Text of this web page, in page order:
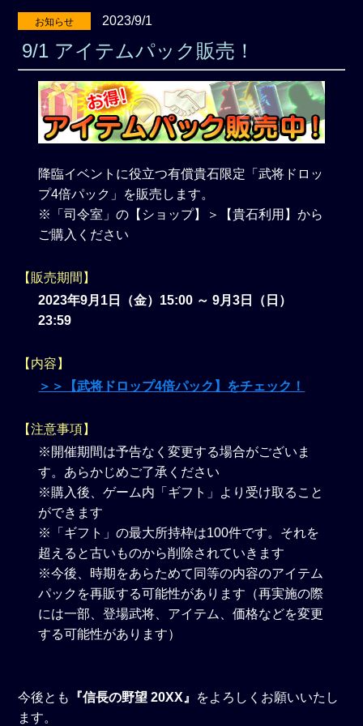
お知らせ 2023/9/1
9/1 アイテムパック販売！
降臨イベントに役立つ有償貴石限定「武将ドロッ
プ4倍パック」を販売します。
※「司令室」の【ショップ】＞【貴石利用】から
ご購入ください
【販売期間】
2023年9月1日（金）15:00 ～ 9月3日（日）
23:59
【内容】
＞＞【武将ドロップ4倍パック】をチェック！
【注意事項】
※開催期間は予告なく変更する場合がございま
す。あらかじめご了承ください
※購入後、ゲーム内「ギフト」より受け取ること
ができます
※「ギフト」の最大所持枠は100件です。それを
超えると古いものから削除されていきます
※今後、時期をあらためて同等の内容のアイテム
パックを再販する可能性があります（再実施の際
には一部、登場武将、アイテム、価格などを変更
する可能性があります）
今後とも 『信長の野望 20XX』 をよろしくお願いいたし
ます。